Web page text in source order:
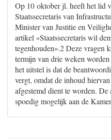
Op 10 oktober jl. heeft het lid
Staatssecretaris van
Minister van Justitie en
artikel «Staatssecretaris wil
tegenhouden».2 Deze vragen
termijn van drie weken
het uitstel is dat de
vergt, omdat de inhoud
afgestemd dient te worden.
spoedig mogelijk aan de